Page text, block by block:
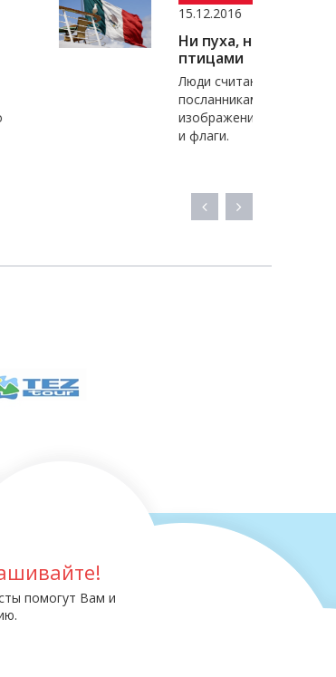
15.12.2016
Ни пуха, ни пера: 5 флагов с
посланниками богов и украшают
изображениями пернатых гербы
помогут Вам и